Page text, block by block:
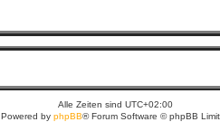
Alle Zeiten sind UTC+02:00
Powered by phpBB® Forum Software © phpBB